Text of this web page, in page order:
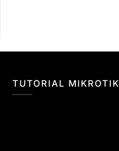
TUTORIAL MIKROTIK